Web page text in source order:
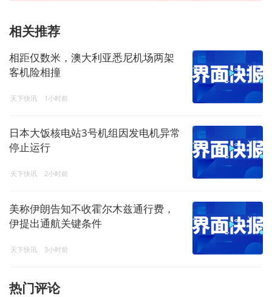
相关推荐
相距仅数米，澳大利亚悉尼机场两架
客机险相撞
天下快讯 1小时前
日本大饭核电站3号机组因发电机异常
停止运行
天下快讯 2小时前
美称伊朗告知不收霍尔木兹通行费，
伊提出通航关键条件
天下快讯 3小时前
热门评论